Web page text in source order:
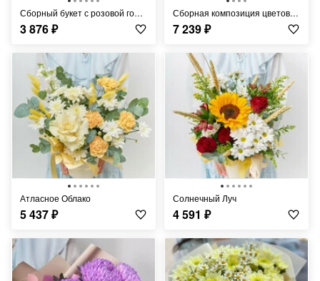
Сборный букет с розовой гортензией
3 876₽
Сборная композиция цветов в шляпной коробке
7 239₽
Атласное Облако
5 437₽
Солнечный Луч
4 591 ₽